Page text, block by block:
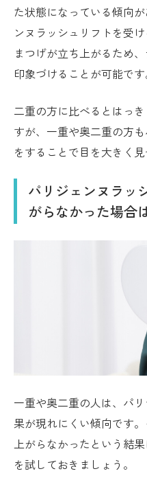
た状態になっている傾向
ンヌラッシュリフトを受
まつげが立ち上がるため
印象づけることが可能です
二重の方に比べるとはっ
すが、一重や奥二重の方
をすることで目を大きく
パリジェンヌラッ
がらなかった場合
一重や奥二重の人は、パ
果が現れにくい傾向です
上がらなかったという結
を試しておきましょう。